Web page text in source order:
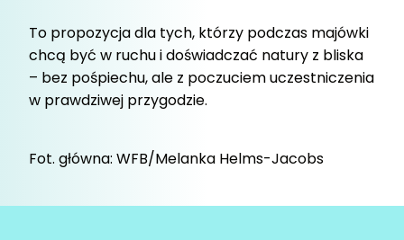
To propozycja dla tych, którzy podczas majówki
chcą być w ruchu i doświadczać natury z bliska
– bez pośpiechu, ale z poczuciem uczestniczenia
w prawdziwej przygodzie.
Fot. główna: WFB/Melanka Helms-Jacobs